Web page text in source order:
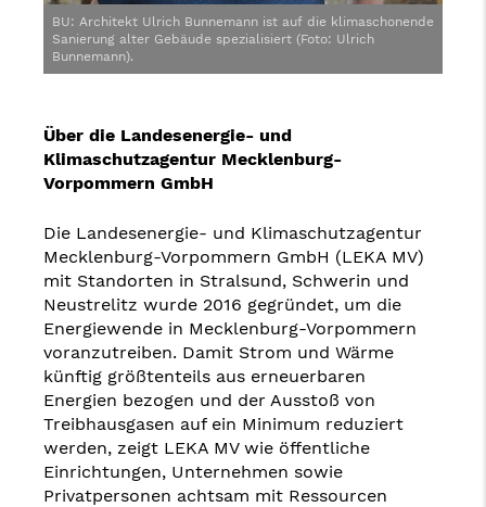
BU: Architekt Ulrich Bunnemann ist auf die klimaschonende
Sanierung alter Gebäude spezialisiert (Foto: Ulrich
Bunnemann).
Über die Landesenergie- und
Klimaschutzagentur Mecklenburg-
Vorpommern GmbH
Die Landesenergie- und Klimaschutzagentur
Mecklenburg-Vorpommern GmbH (LEKA MV)
mit Standorten in Stralsund, Schwerin und
Neustrelitz wurde 2016 gegründet, um die
Energiewende in Mecklenburg-Vorpommern
voranzutreiben. Damit Strom und Wärme
künftig größtenteils aus erneuerbaren
Energien bezogen und der Ausstoß von
Treibhausgasen auf ein Minimum reduziert
werden, zeigt LEKA MV wie öffentliche
Einrichtungen, Unternehmen sowie
Privatpersonen achtsam mit Ressourcen